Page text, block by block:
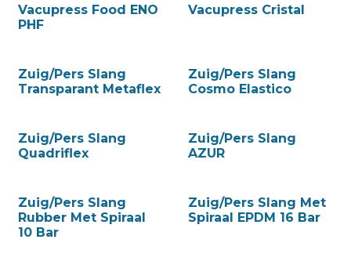
Vacupress Food ENO
PHF
Vacupress Cristal
Zuig/Pers Slang
Transparant Metaflex
Zuig/Pers Slang
Cosmo Elastico
Zuig/Pers Slang
Quadriflex
Zuig/Pers Slang
AZUR
Zuig/Pers Slang
Rubber Met Spiraal
10 Bar
Zuig/Pers Slang Met
Spiraal EPDM 16 Bar